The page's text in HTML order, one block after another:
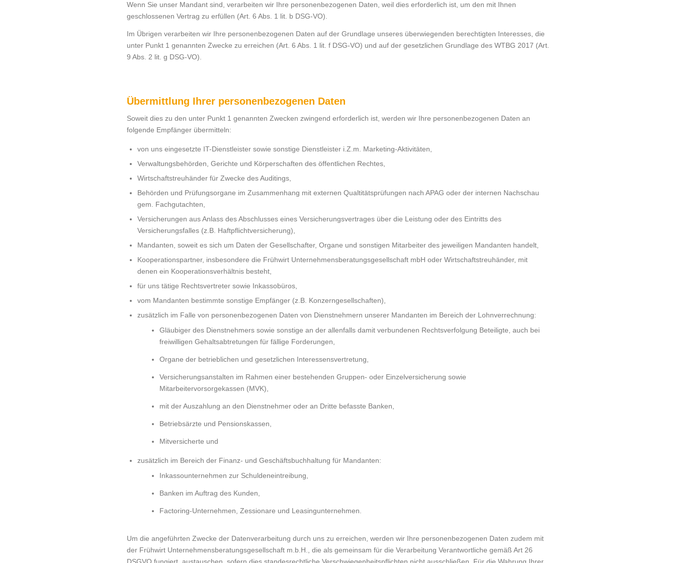
Wenn Sie unser Mandant sind, verarbeiten wir Ihre personenbezogenen Daten, weil dies erforderlich ist, um den mit Ihnen
geschlossenen Vertrag zu erfüllen (Art. 6 Abs. 1 lit. b DSG-VO).
Im Übrigen verarbeiten wir Ihre personenbezogenen Daten auf der Grundlage unseres überwiegenden berechtigten Interesses, die
unter Punkt 1 genannten Zwecke zu erreichen (Art. 6 Abs. 1 lit. f DSG-VO) und auf der gesetzlichen Grundlage des WTBG 2017 (Art.
9 Abs. 2 lit. g DSG-VO).
Übermittlung Ihrer personenbezogenen Daten
Soweit dies zu den unter Punkt 1 genannten Zwecken zwingend erforderlich ist, werden wir Ihre personenbezogenen Daten an
folgende Empfänger übermitteln:
von uns eingesetzte IT-Dienstleister sowie sonstige Dienstleister i.Z.m. Marketing-Aktivitäten,
Verwaltungsbehörden, Gerichte und Körperschaften des öffentlichen Rechtes,
Wirtschaftstreuhänder für Zwecke des Auditings,
Behörden und Prüfungsorgane im Zusammenhang mit externen Qualtitätsprüfungen nach APAG oder der internen Nachschau
gem. Fachgutachten,
Versicherungen aus Anlass des Abschlusses eines Versicherungsvertrages über die Leistung oder des Eintritts des
Versicherungsfalles (z.B. Haftpflichtversicherung),
Mandanten, soweit es sich um Daten der Gesellschafter, Organe und sonstigen Mitarbeiter des jeweiligen Mandanten handelt,
Kooperationspartner, insbesondere die Frühwirt Unternehmensberatungsgesellschaft mbH oder Wirtschaftstreuhänder, mit
denen ein Kooperationsverhältnis besteht,
für uns tätige Rechtsvertreter sowie Inkassobüros,
vom Mandanten bestimmte sonstige Empfänger (z.B. Konzerngesellschaften),
zusätzlich im Falle von personenbezogenen Daten von Dienstnehmern unserer Mandanten im Bereich der Lohnverrechnung:
Gläubiger des Dienstnehmers sowie sonstige an der allenfalls damit verbundenen Rechtsverfolgung Beteiligte, auch bei
freiwilligen Gehaltsabtretungen für fällige Forderungen,
Organe der betrieblichen und gesetzlichen Interessensvertretung,
Versicherungsanstalten im Rahmen einer bestehenden Gruppen- oder Einzelversicherung sowie
Mitarbeitervorsorgekassen (MVK),
mit der Auszahlung an den Dienstnehmer oder an Dritte befasste Banken,
Betriebsärzte und Pensionskassen,
Mitversicherte und
zusätzlich im Bereich der Finanz- und Geschäftsbuchhaltung für Mandanten:
Inkassounternehmen zur Schuldeneintreibung,
Banken im Auftrag des Kunden,
Factoring-Unternehmen, Zessionare und Leasingunternehmen.
Um die angeführten Zwecke der Datenverarbeitung durch uns zu erreichen, werden wir Ihre personenbezogenen Daten zudem mit
der Frühwirt Unternehmensberatungsgesellschaft m.b.H., die als gemeinsam für die Verarbeitung Verantwortliche gemäß Art 26
DSGVO fungiert, austauschen, sofern dies standesrechtliche Verschwiegenheitspflichten nicht ausschließen. Für die Wahrung Ihrer